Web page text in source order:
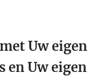
Uw eigen
en Uw eigen